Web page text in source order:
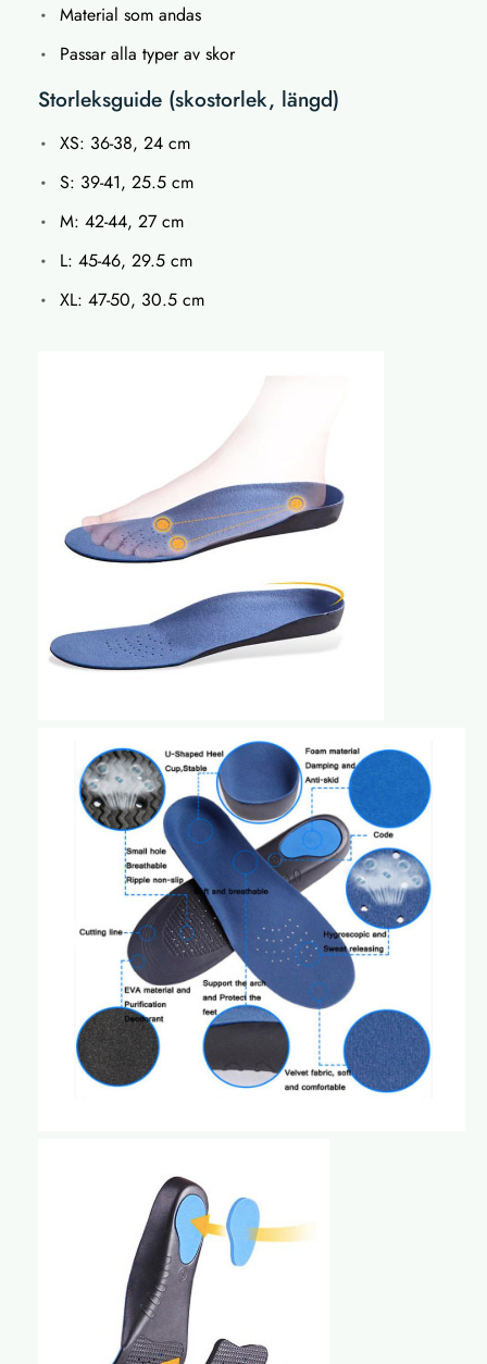
Material som andas
Passar alla typer av skor
Storleksguide (skostorlek, längd)
XS: 36-38, 24 cm
S: 39-41, 25.5 cm
M: 42-44, 27 cm
L: 45-46, 29.5 cm
XL: 47-50, 30.5 cm